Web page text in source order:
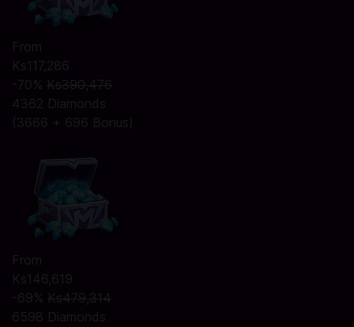
From
Ks117,286
-70% Ks390,476
4362 Diamonds
(3666 + 696 Bonus)
From
Ks146,619
-69% Ks479,314
6598 Diamonds